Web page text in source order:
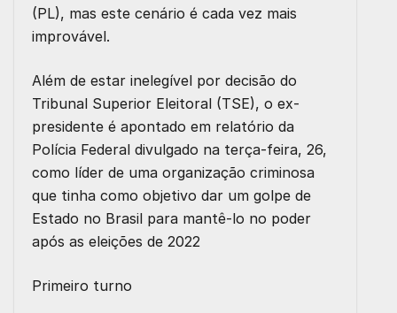
(PL), mas este cenário é cada vez mais
improvável.
Além de estar inelegível por decisão do
Tribunal Superior Eleitoral (TSE), o ex-
presidente é apontado em relatório da
Polícia Federal divulgado na terça-feira, 26,
como líder de uma organização criminosa
que tinha como objetivo dar um golpe de
Estado no Brasil para mantê-lo no poder
após as eleições de 2022
Primeiro turno